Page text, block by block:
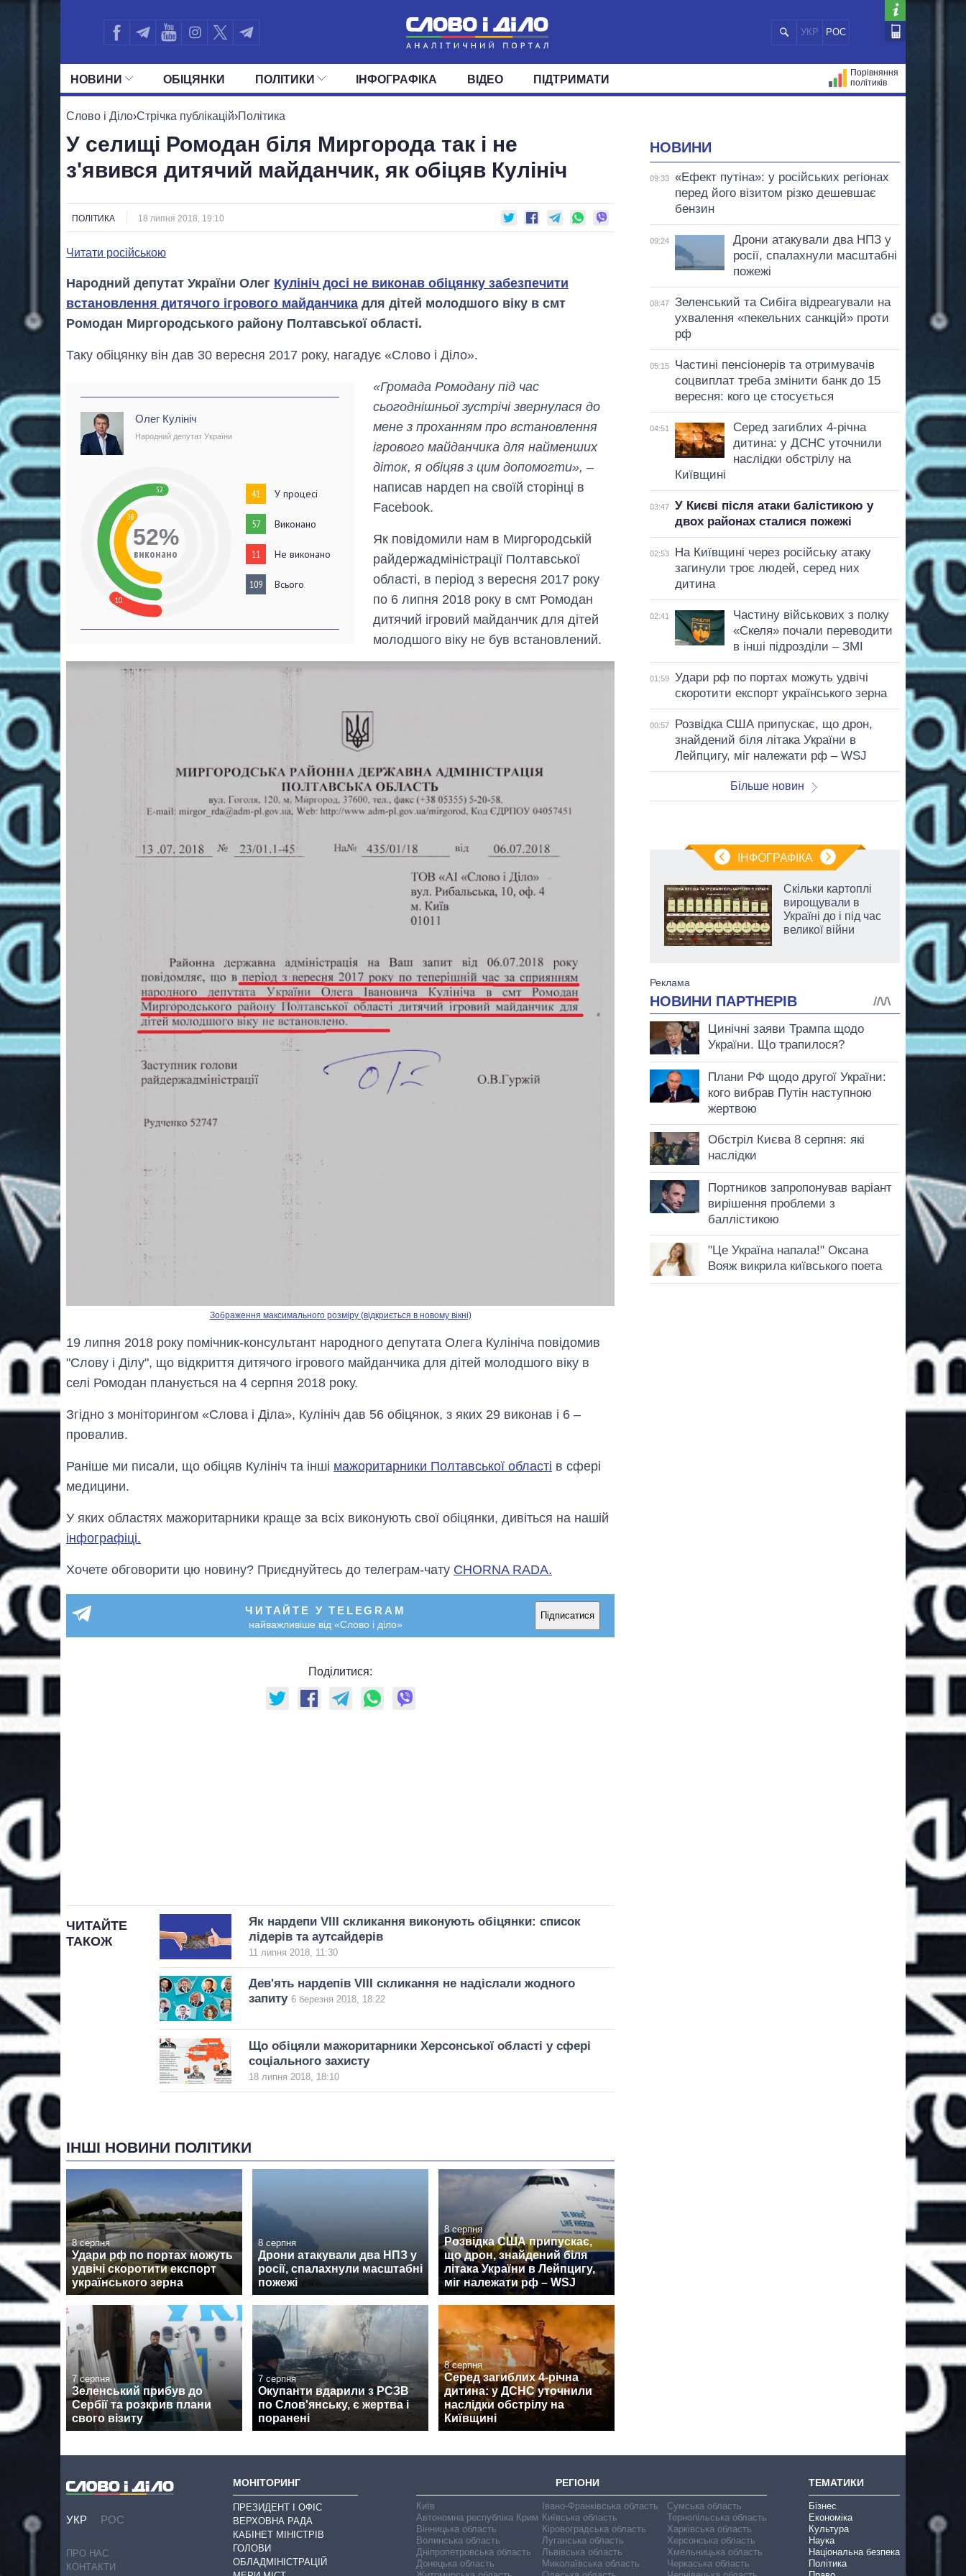
УКР РОС
НОВИНИ
ПОЛІТИКА ЕКОНОМІКА СУСПІЛЬСТВО
ОБIЦЯНКИ ПОЛIТИКИ
УСІ ПОЛІТИКИ ПРЕЗИДЕНТ І ОФІС
ДЕПУТАТИ КОМІТЕТИ ФРАКЦІЇ
ІНФОГРАФІКА ВІДЕО ПІДТРИМАТИ
Порівняння
політиків
Слово і Діло›Стрічка публікацій›Політика
У селищі Ромодан біля Миргорода так і не
з'явився дитячий майданчик, як обіцяв Кулініч
ПОЛІТИКА 18 липня 2018, 19:10
Читати російською
Народний депутат України Олег Кулініч досі не виконав обіцянку забезпечити
встановлення дитячого ігрового майданчика для дітей молодшого віку в смт
Ромодан Миргородського району Полтавської області.
Таку обіцянку він дав 30 вересня 2017 року, нагадує «Слово і Діло».
Олег Кулініч
Народний депутат України
10
52
38
52%
виконано
41 У процесі
57 Виконано
11 Не виконано
109 Всього
«Громада Ромодану під час
сьогоднішньої зустрічі звернулася до
мене з проханням про встановлення
ігрового майданчика для найменших
діток, я обіцяв з цим допомогти», –
написав нардеп на своїй сторінці в
Facebook.
Як повідомили нам в Миргородській
райдержадміністрації Полтавської
області, в період з вересня 2017 року
по 6 липня 2018 року в смт Ромодан
дитячий ігровий майданчик для дітей
молодшого віку не був встановлений.
Зображення максимального розміру (відкриється в новому вікні)
19 липня 2018 року помічник-консультант народного депутата Олега Кулініча повідомив
"Слову і Ділу", що відкриття дитячого ігрового майданчика для дітей молодшого віку в
селі Ромодан планується на 4 серпня 2018 року.
Згідно з моніторингом «Слова і Діла», Кулініч дав 56 обіцянок, з яких 29 виконав і 6 –
провалив.
Раніше ми писали, що обіцяв Кулініч та інші мажоритарники Полтавської області в сфері
медицини.
У яких областях мажоритарники краще за всіх виконують свої обіцянки, дивіться на нашій
інфографіці.
Хочете обговорити цю новину? Приєднуйтесь до телеграм-чату CHORNA RADA.
ЧИТАЙТЕ У TELEGRAM
найважливіше від «Слово і діло»
Підписатися
Поділитися:
ЧИТАЙТЕ
ТАКОЖ
Як нардепи VIII скликання виконують обіцянки: список
лідерів та аутсайдерів
11 липня 2018, 11:30
Дев'ять нардепів VIII скликання не надіслали жодного
запиту 6 березня 2018, 18:22
Що обіцяли мажоритарники Херсонської області у сфері
соціального захисту
18 липня 2018, 18:10
ІНШІ НОВИНИ ПОЛІТИКИ
8 серпня
Удари рф по портах можуть
удвічі скоротити експорт
українського зерна
8 серпня
Дрони атакували два НПЗ у
росії, спалахнули масштабні
пожежі
8 серпня
Розвідка США припускає,
що дрон, знайдений біля
літака України в Лейпцигу,
міг належати рф – WSJ
7 серпня
Зеленський прибув до
Сербії та розкрив плани
свого візиту
7 серпня
Окупанти вдарили з РСЗВ
по Слов'янську, є жертва і
поранені
8 серпня
Серед загиблих 4-річна
дитина: у ДСНС уточнили
наслідки обстрілу на
Київщині
НОВИНИ
09:33
«Ефект путіна»: у російських регіонах
перед його візитом різко дешевшає
бензин
09:24
Дрони атакували два НПЗ у
росії, спалахнули масштабні
пожежі
08:47
Зеленський та Сибіга відреагували на
ухвалення «пекельних санкцій» проти
рф
05:15
Частині пенсіонерів та отримувачів
соцвиплат треба змінити банк до 15
вересня: кого це стосується
04:51
Серед загиблих 4-річна
дитина: у ДСНС уточнили
наслідки обстрілу на
Київщині
03:47
У Києві після атаки балістикою у
двох районах сталися пожежі
02:53
На Київщині через російську атаку
загинули троє людей, серед них
дитина
02:41
Частину військових з полку
«Скеля» почали переводити
в інші підрозділи – ЗМІ
01:59
Удари рф по портах можуть удвічі
скоротити експорт українського зерна
00:57
Розвідка США припускає, що дрон,
знайдений біля літака України в
Лейпцигу, міг належати рф – WSJ
Більше новин
ІНФОГРАФІКА
Від 1 місяця – до 5
Скільки картоплі
вирощували в
Україні до і під час
великої війни
УКР РОС
ПРО НАС
КОНТАКТИ
МОНІТОРИНГ
ПРЕЗИДЕНТ І ОФІС
ВЕРХОВНА РАДА
КАБІНЕТ МІНІСТРІВ
ГОЛОВИ
ОБЛАДМІНІСТРАЦІЙ
РЕГІОНИ
Київ
Автономна республіка Крим
Вінницька область
Волинська область
Дніпропетровська область
Донецька область
Івано-Франківська область
Київська область
Кіровоградська область
Луганська область
Львівська область
Миколаївська область
Сумська область
Тернопільська область
Харківська область
Херсонська область
Хмельницька область
Черкаська область
ТЕМАТИКИ
Бізнес
Економіка
Культура
Наука
Національна безпека
Політика